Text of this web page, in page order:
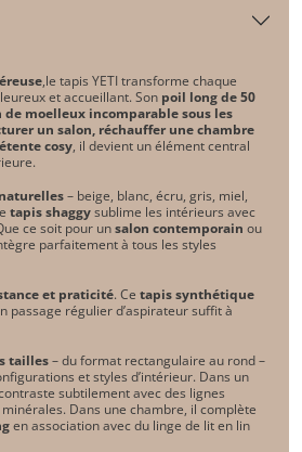
,le tapis YETItransforme chaque
et accueillant. Son poil long de 50
de moelleux incomparable sous les
un salon, réchauffer une chambre
cosy, il devient un élément central
– beige, blanc, écru, gris, miel,
tapis shaggysublime les intérieurs avec
ce soit pour unsalon contemporain ou
parfaitement à tous les styles
et praticité. Ce tapis synthétique
passage régulier d’aspirateur suffit à
tailles– du format rectangulaire au rond –
et styles d’intérieur. Dans un
subtilement avec des lignes
Dans une chambre, il complète
en association avec du linge de lit en lin